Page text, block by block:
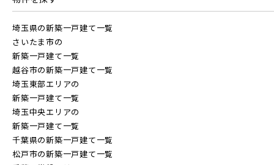
埼玉県の新築一戸建て一覧
さいたま市の
新築一戸建て一覧
越谷市の新築一戸建て一覧
埼玉東部エリアの
新築一戸建て一覧
埼玉中央エリアの
新築一戸建て一覧
千葉県の新築一戸建て一覧
松戸市の新築一戸建て一覧